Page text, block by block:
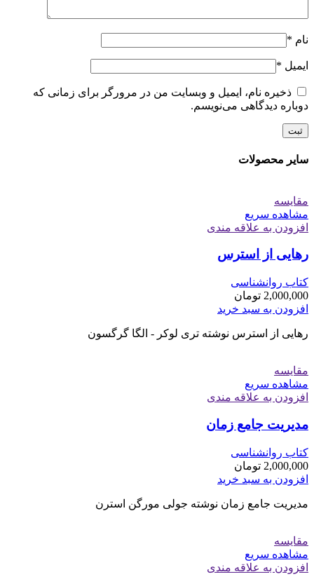
نام *
ایمیل *
ذخیره نام، ایمیل و وبسایت من در مرورگر برای زمانی که
دوباره دیدگاهی می‌نویسم.
سایر محصولات
مقایسه
مشاهده سریع
افزودن به علاقه مندی
رهایی از استرس
کتاب روانشناسی
2,000,000 تومان
افزودن به سبد خرید
رهایی از استرس نوشته تری لوکر - الگا گرگسون
مقایسه
مشاهده سریع
افزودن به علاقه مندی
مدیریت جامع زمان
کتاب روانشناسی
2,000,000 تومان
افزودن به سبد خرید
مدیریت جامع زمان نوشته جولی مورگن استرن
مقایسه
مشاهده سریع
افزودن به علاقه مندی